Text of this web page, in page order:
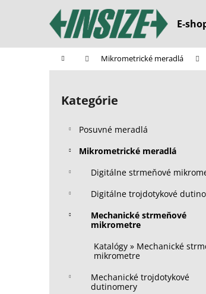
E-
Domov Mikrometrické meradlá
B
Preskočiť
kategórie
Kategórie
Posuvné meradlá
Mikrometrické meradlá
Digitálne strmeňové
Digitálne trojdotykové
Mechanické strmeňové
mikrometre
Katalógy » Mechanické
mikrometre
Mechanické trojdotykové
dutinomery
í
Späť
do
Späť
do